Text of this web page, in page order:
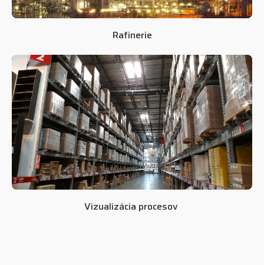
Rafinerie
Vizualizácia procesov